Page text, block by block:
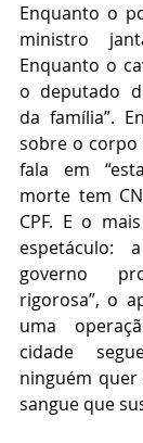
Enquanto o
ministro
Enquanto o
o deputado
da família”.
sobre o
fala em
morte tem
CPF. E o
espetáculo:
governo
rigorosa”, o
uma
cidade
ninguém
sangue que